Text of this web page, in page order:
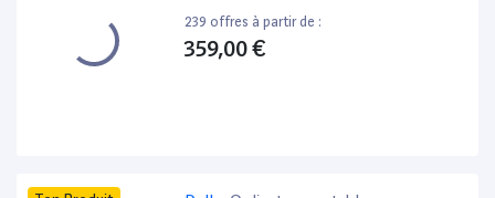
239 offres à partir de :
359,00 €